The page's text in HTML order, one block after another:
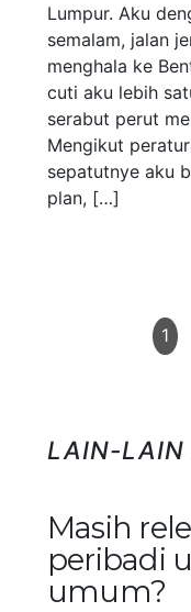
Lumpur. Aku
semalam, jalan
menghala ke
cuti aku lebih
serabut perut
Mengikut
sepatutnye aku
plan, […]
1
LAIN-LAIN
Masih
peribadi
umum?